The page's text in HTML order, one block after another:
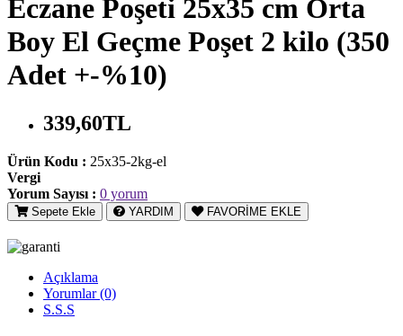
Eczane Poşeti 25x35 cm Orta
Boy El Geçme Poşet 2 kilo (350
Adet +-%10)
339,60TL
Ürün Kodu : 25x35-2kg-el
Vergi
Yorum Sayısı : 0 yorum
Sepete Ekle YARDIM FAVORİME EKLE
Açıklama
Yorumlar (0)
S.S.S